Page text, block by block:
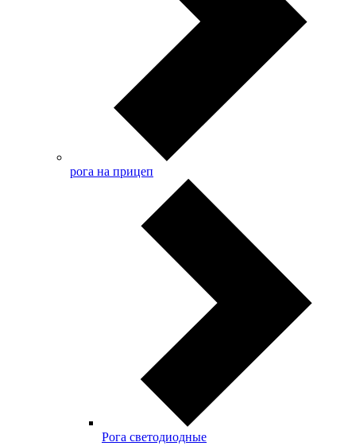
рога на прицеп
Рога светодиодные